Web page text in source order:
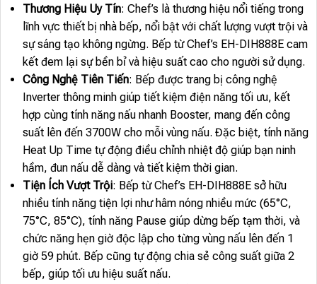
Thương Hiệu Uy Tín: Chef’s là thương hiệu nổi tiếng trong
lĩnh vực thiết bị nhà bếp, nổi bật với chất lượng vượt trội và
sự sáng tạo không ngừng. Bếp từ Chef’s EH-DIH888E cam
kết đem lại sự bền bỉ và hiệu suất cao cho người sử dụng.
Công Nghệ Tiên Tiến: Bếp được trang bị công nghệ
Inverter thông minh giúp tiết kiệm điện năng tối ưu, kết
hợp cùng tính năng nấu nhanh Booster, mang đến công
suất lên đến 3700W cho mỗi vùng nấu. Đặc biệt, tính năng
Heat Up Time tự động điều chỉnh nhiệt độ giúp bạn ninh
hầm, đun nấu dễ dàng và tiết kiệm thời gian.
Tiện Ích Vượt Trội: Bếp từ Chef’s EH-DIH888E sở hữu
nhiều tính năng tiện lợi như hâm nóng nhiều mức (65°C,
75°C, 85°C), tính năng Pause giúp dừng bếp tạm thời, và
chức năng hẹn giờ độc lập cho từng vùng nấu lên đến 1
giờ 59 phút. Bếp cũng tự động chia sẻ công suất giữa 2
bếp, giúp tối ưu hiệu suất nấu.